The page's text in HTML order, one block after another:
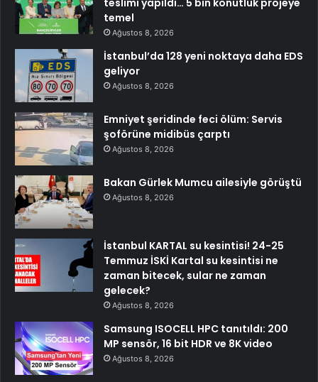
teslimi yapıldı… 5 bin konutluk projeye
temel
Ağustos 8, 2026
İstanbul’da 128 yeni noktaya daha EDS
geliyor
Ağustos 8, 2026
Emniyet şeridinde feci ölüm: Servis
şoförüne midibüs çarptı
Ağustos 8, 2026
Bakan Gürlek Mumcu ailesiyle görüştü
Ağustos 8, 2026
İstanbul KARTAL su kesintisi! 24-25
Temmuz İSKİ Kartal su kesintisi ne
zaman bitecek, sular ne zaman
gelecek?
Ağustos 8, 2026
Samsung ISOCELL HPC tanıtıldı: 200
MP sensör, 16 bit HDR ve 8K video
Ağustos 8, 2026